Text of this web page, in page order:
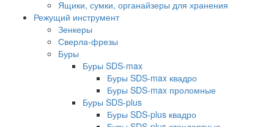
Ящики, сумки, органайзеры для хранения
Режущий инструмент
Зенкеры
Сверла-фрезы
Буры
Буры SDS-max
Буры SDS-max квадро
Буры SDS-max проломные
Буры SDS-plus
Буры SDS-plus квадро